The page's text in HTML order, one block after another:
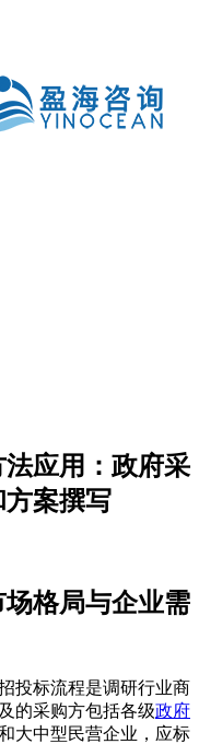
应用：政府采
案撰写
格局与企业需
投标流程是调研行业商
的采购方包括各级政府
大中型民营企业，应标